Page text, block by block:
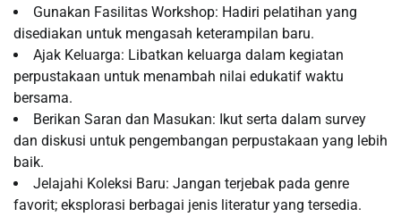
Gunakan Fasilitas Workshop: Hadiri pelatihan yang
disediakan untuk mengasah keterampilan baru.
Ajak Keluarga: Libatkan keluarga dalam kegiatan
perpustakaan untuk menambah nilai edukatif waktu
bersama.
Berikan Saran dan Masukan: Ikut serta dalam survey
dan diskusi untuk pengembangan perpustakaan yang lebih
baik.
Jelajahi Koleksi Baru: Jangan terjebak pada genre
favorit; eksplorasi berbagai jenis literatur yang tersedia.